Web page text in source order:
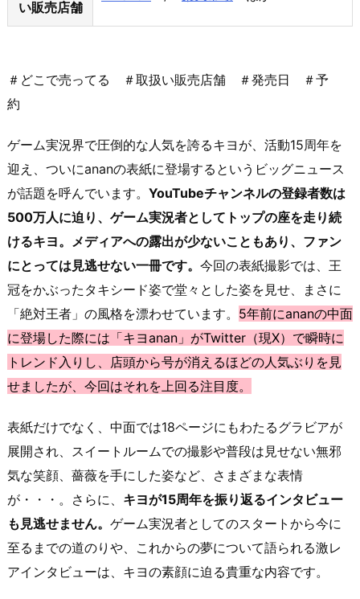
い販売店舗
＃どこで売ってる ＃取扱い販売店舗 ＃発売日 ＃予
約
ゲーム実況界で圧倒的な人気を誇るキヨが、活動15周年を
迎え、ついにananの表紙に登場するというビッグニュース
が話題を呼んでいます。 YouTubeチャンネルの登録者数は
500万人に迫り、ゲーム実況者としてトップの座を走り続
けるキヨ。メディアへの露出が少ないこともあり、ファン
にとっては見逃せない一冊です。 今回の表紙撮影では、王
冠をかぶったタキシード姿で堂々とした姿を見せ、まさに
「絶対王者」の風格を漂わせています。 5年前にananの中面
に登場した際には「キヨanan」がTwitter（現X）で瞬時に
トレンド入りし、店頭から号が消えるほどの人気ぶりを見
せましたが、今回はそれを上回る注目度。
表紙だけでなく、中面では18ページにもわたるグラビアが
展開され、スイートルームでの撮影や普段は見せない無邪
気な笑顔、薔薇を手にした姿など、さまざまな表情
が・・・。さらに、 キヨが15周年を振り返るインタビュー
も見逃せません。 ゲーム実況者としてのスタートから今に
至るまでの道のりや、これからの夢について語られる激レ
アインタビューは、キヨの素顔に迫る貴重な内容です。